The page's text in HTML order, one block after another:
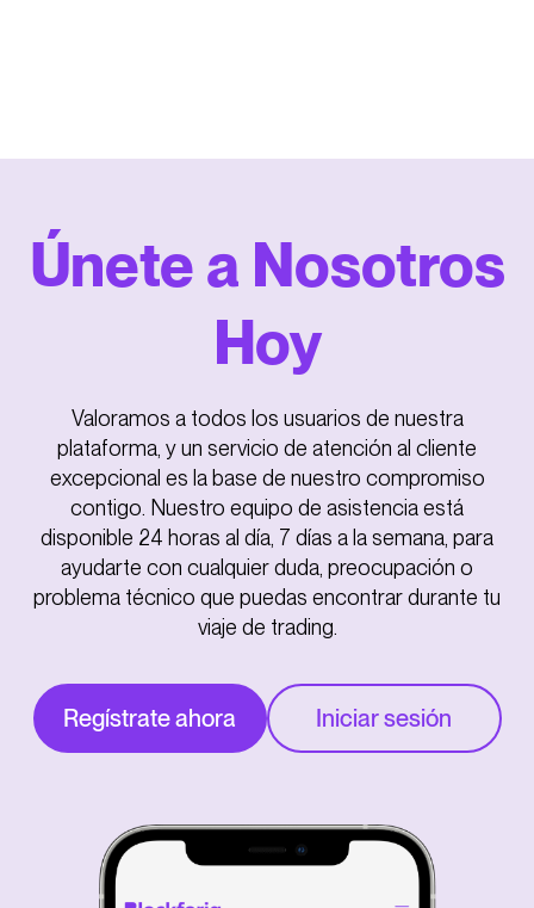
Únete a Nosotros
Hoy
Valoramos a todos los usuarios de nuestra
plataforma, y un servicio de atención al cliente
excepcional es la base de nuestro compromiso
contigo. Nuestro equipo de asistencia está
disponible 24 horas al día, 7 días a la semana, para
ayudarte con cualquier duda, preocupación o
problema técnico que puedas encontrar durante tu
viaje de trading.
Regístrate ahora Iniciar sesión